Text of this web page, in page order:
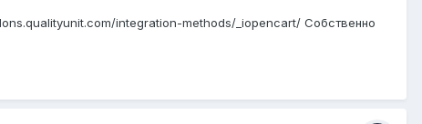
integration-methods/_iopencart/ Собственно